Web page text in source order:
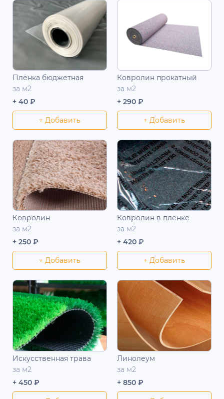
Плёнка бюджетная
за м2
+ 40 ₽
+ Добавить
Ковролин прокатный
за м2
+ 290 ₽
+ Добавить
Ковролин
за м2
+ 250 ₽
+ Добавить
Ковролин в плёнке
за м2
+ 420 ₽
+ Добавить
Искусственная трава
за м2
+ 450 ₽
Линолеум
за м2
+ 850 ₽